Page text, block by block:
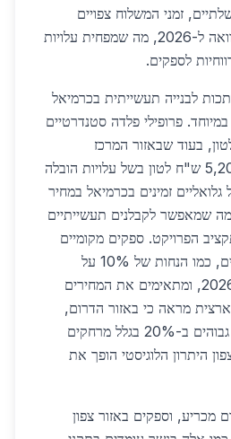
זמני המשלוח צפויים
להתקצר ב-30% בהשוואה ל-2026, מה שמפחית עלויות
לספקים.
לבנייה תעשייתית בכרמיאל
פרופילי פלדה סטנדרטיים
ש"ח לטון, בעוד שבאזור המרכז
המחירים מטפסים ל-5,200 ש"ח לטון בשל עלויות הובלה
גלואליים זמינים בכרמיאל במחיר
מה שמאפשר לקבלנים תעשייתיים
של עד 15% בתקציב הפרויקט. ספקים מקומיים
משלבים מבצעים עונתיים, כמו הנחות של 10% על
הזמנות מעל 10 טון ב-2026, ומתאימים את המחירים
מראה כי באזור הדרום,
כמו באשדוד, המחירים גבוהים ב-20% בגלל מרחקים
היתרון הלוגיסטי הופך את
מכריע, וספקים באזור צפון